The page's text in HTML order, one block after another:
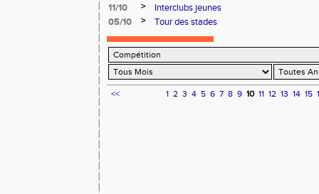
11/10
>
Interclubs jeunes
05/10
> Tour des stades
<< 1 2 3 4 5 6 7 8 9 10 11 12 13 14 15